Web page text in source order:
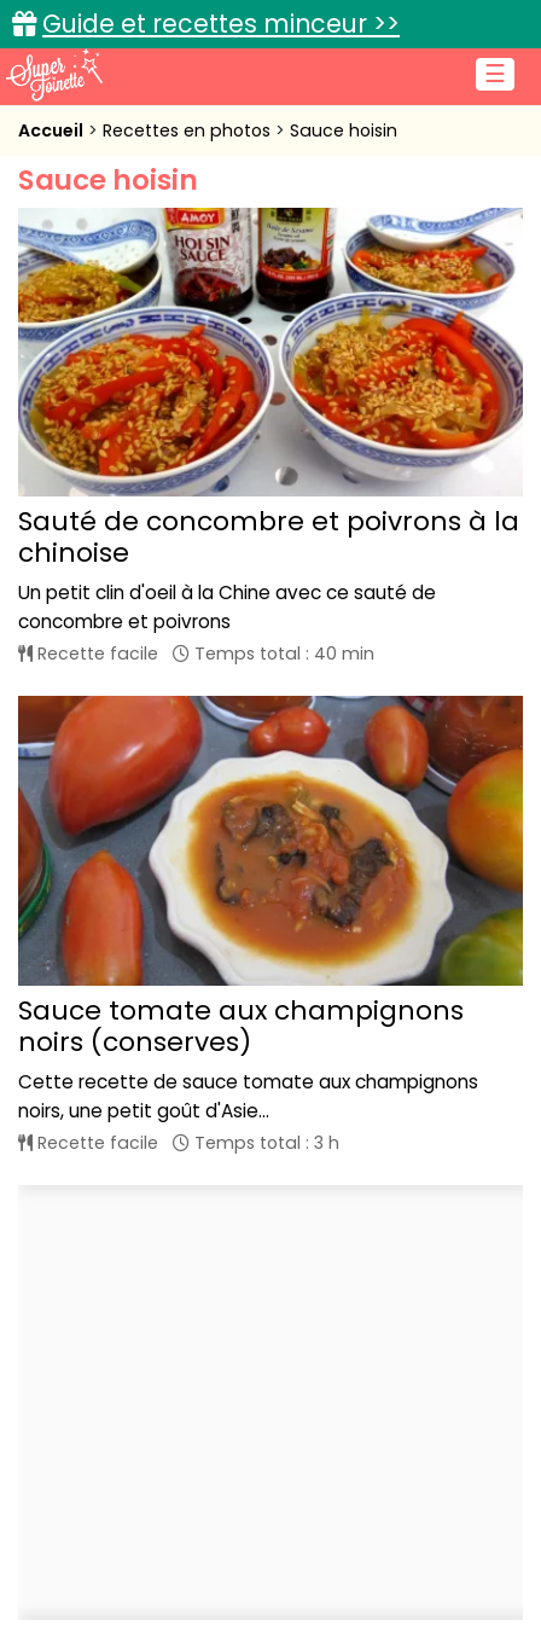
☰
Guide et recettes minceur >>
Accueil
Recettes de cuisine
Cuisine pratique
L'actu cuisine
Connexion
Accueil Recettes en photos Sauce hoisin
Sauce hoisin
Sauté de concombre et poivrons à la
chinoise
Un petit clin d'oeil à la Chine avec ce sauté de
concombre et poivrons
Recette facile Temps total : 40 min
Sauce tomate aux champignons
noirs (conserves)
Cette recette de sauce tomate aux champignons
noirs, une petit goût d'Asie...
Recette facile Temps total : 3 h